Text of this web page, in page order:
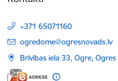
+371 65071160
E-pasts:
ogredome@ogresnovads.lv
Brīvības iela 33, Ogre,